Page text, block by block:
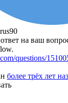
на ваш
questions/
более трёх лет